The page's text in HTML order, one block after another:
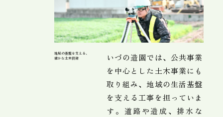
地域の基盤を支える、
確かな土木技術
いづの造園では、公共事業
を中心とした土木事業にも
取り組み、地域の生活基盤
を支える工事を担っていま
す。道路や造成、排水な